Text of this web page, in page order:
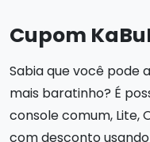
Cupom
Sabia que você pode
mais baratinho? É
console comum, Lite,
com desconto